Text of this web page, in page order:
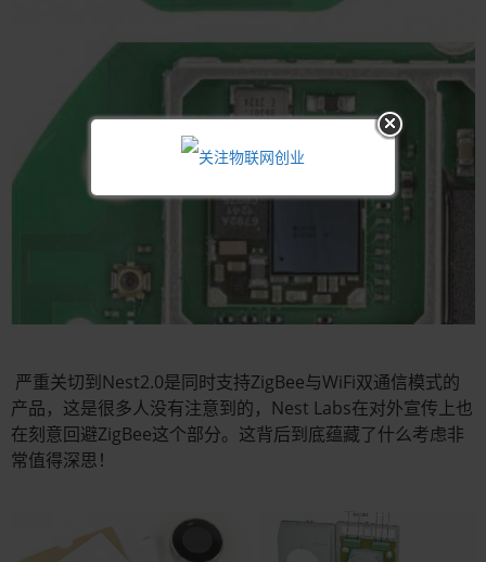
严重关切到Nest2.0是同时支持ZigBee与WiFi双通信模式的
产品，这是很多人没有注意到的，Nest Labs在对外宣传上也
在刻意回避ZigBee这个部分。这背后到底蕴藏了什么考虑非
常值得深思！